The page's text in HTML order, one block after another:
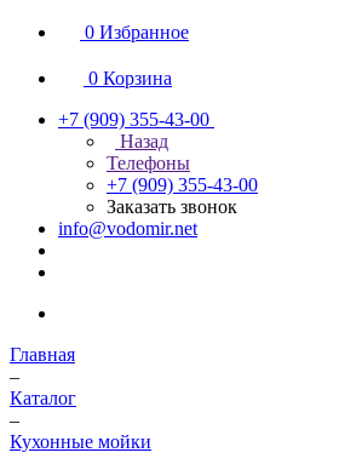
0 Избранное
0 Корзина
+7 (909) 355-43-00
Назад
Телефоны
+7 (909) 355-43-00
Заказать звонок
info@vodomir.net
Главная
–
Каталог
–
Кухонные мойки